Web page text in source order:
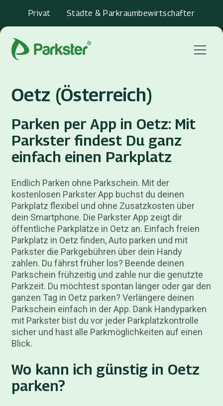
Privat Städte & Parkraumbewirtschafter
Menu
Oetz (Österreich)
Parken per App in Oetz: Mit
Parkster findest Du ganz
einfach einen Parkplatz
Endlich Parken ohne Parkschein. Mit der
kostenlosen Parkster App buchst du deinen
Parkplatz flexibel und ohne Zusatzkosten über
dein Smartphone. Die Parkster App zeigt dir
öffentliche Parkplätze in Oetz an. Einfach freien
Parkplatz in Oetz finden, Auto parken und mit
Parkster die Parkgebühren über dein Handy
zahlen. Du fährst früher los? Beende deinen
Parkschein frühzeitig und zahle nur die genutzte
Parkzeit. Du möchtest spontan länger oder gar den
ganzen Tag in Oetz parken? Verlängere deinen
Parkschein einfach in der App. Dank Handyparken
mit Parkster bist du vor jeder Parkplatzkontrolle
sicher und hast alle Parkmöglichkeiten auf einen
Blick.
Wo kann ich günstig in Oetz
parken?